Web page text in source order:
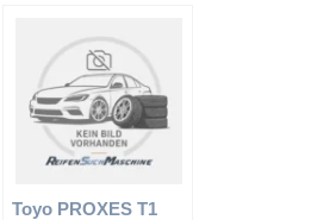
Toyo PROXES T1